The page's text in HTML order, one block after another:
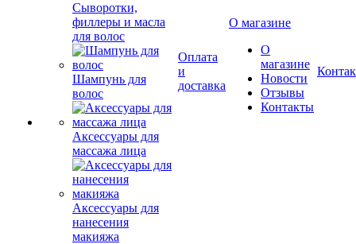
Сыворотки,
филлеры и масла
для волос
Шампунь для
волос
Аксессуары для
массажа лица
Аксессуары для
нанесения
макияжа
Оплата
и
доставка
О магазине
О
магазине
Новости
Отзывы
Контакты